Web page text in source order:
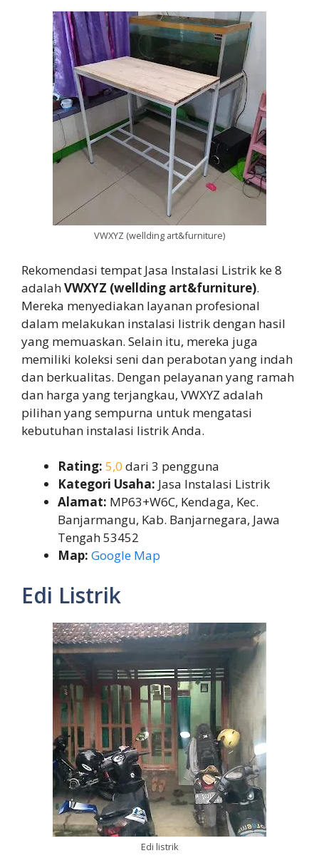
VWXYZ (wellding art&furniture)
Rekomendasi tempat Jasa Instalasi Listrik ke 8
adalahVWXYZ (wellding art&furniture).
Mereka menyediakan layanan profesional
dalam melakukan instalasi listrik dengan hasil
yang memuaskan. Selain itu, mereka juga
memiliki koleksi seni dan perabotan yang indah
dan berkualitas. Dengan pelayanan yang ramah
dan harga yang terjangkau, VWXYZ adalah
pilihan yang sempurna untuk mengatasi
kebutuhan instalasi listrik Anda.
Rating: 5,0 dari 3 pengguna
Kategori Usaha: Jasa Instalasi Listrik
Alamat: MP63+W6C, Kendaga, Kec.
Banjarmangu, Kab. Banjarnegara, Jawa
Tengah 53452
Map: Google Map
Edi Listrik
Edi listrik